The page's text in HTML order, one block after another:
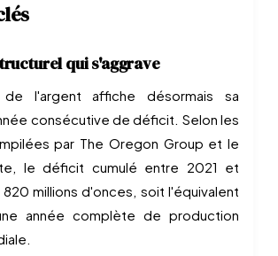
qui s'aggrave
l'argent affiche désormais sa
consécutive de déficit. Selon les
par The Oregon Group et le
le déficit cumulé entre 2021 et
millions d'onces, soit l'équivalent
année complète de production